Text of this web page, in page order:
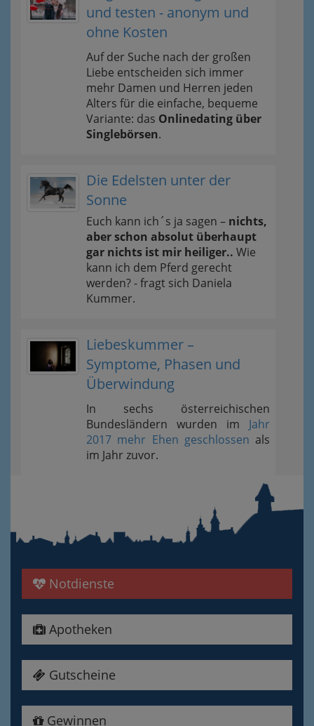
und testen - anonym und
ohne Kosten
Auf der Suche nach der großen
Liebe entscheiden sich immer
mehr Damen und Herren jeden
Alters für die einfache, bequeme
Variante: das Onlinedating über
Singlebörsen.
Die Edelsten unter der
Sonne
Euch kann ich´s ja sagen – nichts,
aber schon absolut überhaupt
gar nichts ist mir heiliger.. Wie
kann ich dem Pferd gerecht
werden? - fragt sich Daniela
Kummer.
Liebeskummer –
Symptome, Phasen und
Überwindung
In sechs österreichischen
Bundesländern wurden im Jahr
2017 mehr Ehen geschlossen als
im Jahr zuvor.
Notdienste
Apotheken
Gutscheine
Gewinnen